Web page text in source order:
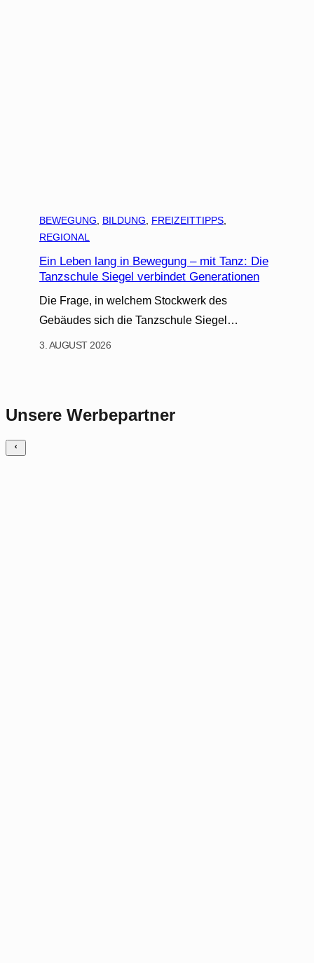
BEWEGUNG BILDUNG FREIZEITTIPPS
REGIONAL
Ein Leben lang in Bewegung – mit Tanz: Die
Tanzschule Siegel verbindet Generationen
Die Frage, in welchem Stockwerk des
Gebäudes sich die Tanzschule Siegel…
3. AUGUST 2026
Unsere Werbepartner